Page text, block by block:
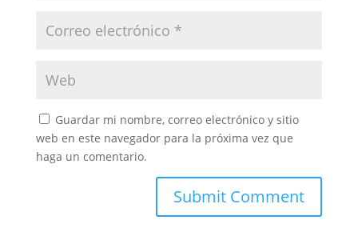
Guardar mi nombre, correo electrónico y sitio
web en este navegador para la próxima vez que
haga un comentario.